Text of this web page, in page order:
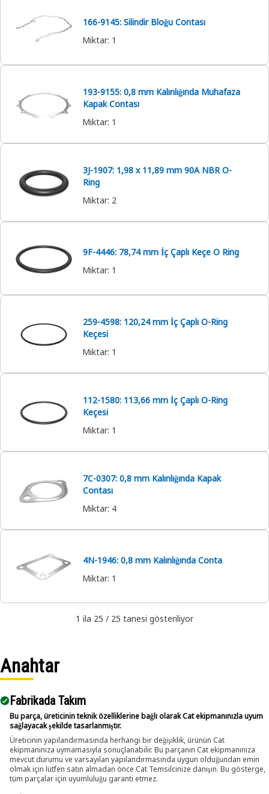
166-9145: Silindir Bloğu Contası
Miktar: 1
193-9155: 0,8 mm Kalınlığında Muhafaza
Kapak Contası
Miktar: 1
3J-1907: 1,98 x 11,89 mm 90A NBR O-
Ring
Miktar: 2
9F-4446: 78,74 mm İç Çaplı Keçe O Ring
Miktar: 1
259-4598: 120,24 mm İç Çaplı O-Ring
Keçesi
Miktar: 1
112-1580: 113,66 mm İç Çaplı O-Ring
Keçesi
Miktar: 1
7C-0307: 0,8 mm Kalınlığında Kapak
Contası
Miktar: 4
4N-1946: 0,8 mm Kalınlığında Conta
Miktar: 1
1 ila 25 / 25 tanesi gösteriliyor
Anahtar
Fabrikada Takım
Bu parça, üreticinin teknik özelliklerine bağlı olarak Cat ekipmanınızla uyum
sağlayacak şekilde tasarlanmıştır.
Üreticinin yapılandırmasında herhangi bir değişiklik, ürünün Cat
ekipmanınıza uymamasıyla sonuçlanabilir. Bu parçanın Cat ekipmanınıza
mevcut durumu ve varsayılan yapılandırmasında uygun olduğundan emin
olmak için lütfen satın almadan önce Cat Temsilcinize danışın. Bu gösterge,
tüm parçalar için uyumluluğu garanti etmez.